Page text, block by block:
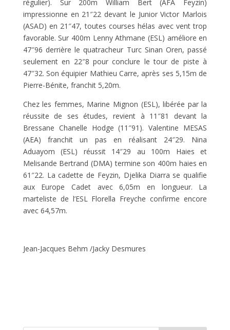
régulier). Sur 200m William Bert (AFA Feyzin)
impressionne en 21″22 devant le Junior Victor Marlois
(ASAD) en 21″47, toutes courses hélas avec vent trop
favorable. Sur 400m Lenny Athmane (ESL) améliore en
47″96 derrière le quatracheur Turc Sinan Oren, passé
seulement en 22″8 pour conclure le tour de piste à
47″32. Son équipier Mathieu Carre, après ses 5,15m de
Pierre-Bénite, franchit 5,20m.
Chez les femmes, Marine Mignon (ESL), libérée par la
réussite de ses études, revient à 11″81 devant la
Bressane Chanelle Hodge (11″91). Valentine MESAS
(AEA) franchit un pas en réalisant 24″29. Nina
Aduayom (ESL) réussit 14″29 au 100m Haies et
Melisande Bertrand (DMA) termine son 400m haies en
61″22. La cadette de Feyzin, Djelika Diarra se qualifie
aux Europe Cadet avec 6,05m en longueur. La
marteliste de l’ESL Florella Freyche confirme encore
avec 64,57m.
Jean-Jacques Behm /Jacky Desmures